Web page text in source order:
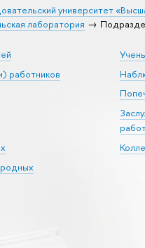
университет
лаборатория
работников